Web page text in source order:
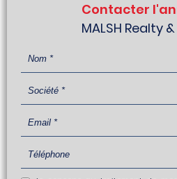
Contacter
MALSH Realty